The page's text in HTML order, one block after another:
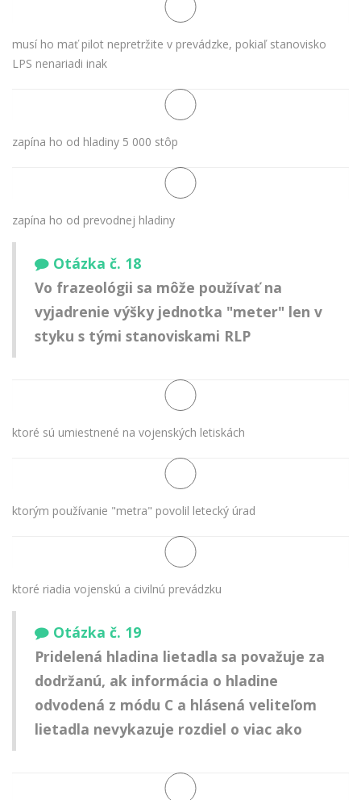
musí ho mať pilot nepretržite v prevádzke, pokiaľ stanovisko
LPS nenariadi inak
zapína ho od hladiny 5 000 stôp
zapína ho od prevodnej hladiny
Otázka č. 18
Vo frazeológii sa môže používať na
vyjadrenie výšky jednotka "meter" len v
styku s tými stanoviskami RLP
ktoré sú umiestnené na vojenských letiskách
ktorým používanie "metra" povolil letecký úrad
ktoré riadia vojenskú a civilnú prevádzku
Otázka č. 19
Pridelená hladina lietadla sa považuje za
dodržanú, ak informácia o hladine
odvodená z módu C a hlásená veliteľom
lietadla nevykazuje rozdiel o viac ako